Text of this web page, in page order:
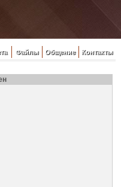
Файлы Общение Контакты